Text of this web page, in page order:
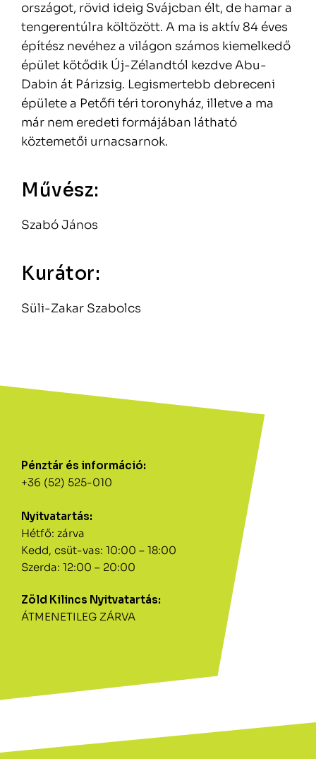
Pénztár és információ:
+36 (52) 525-010
Nyitvatartás:
Hétfő: zárva
Kedd, csüt-vas: 10:00 – 18:00
Szerda: 12:00 – 20:00
Zöld Kilincs Nyitvatartás:
ÁTMENETILEG ZÁRVA
országot, rövid ideig Svájcban élt, de hamar a
tengerentúlra költözött. A ma is aktív 84 éves
építész nevéhez a világon számos kiemelkedő
épület kötődik Új-Zélandtól kezdve Abu-
Dabin át Párizsig. Legismertebb debreceni
épülete a Petőfi téri toronyház, illetve a ma
már nem eredeti formájában látható
köztemetői urnacsarnok.
Művész:
Szabó János
Kurátor:
Süli-Zakar Szabolcs